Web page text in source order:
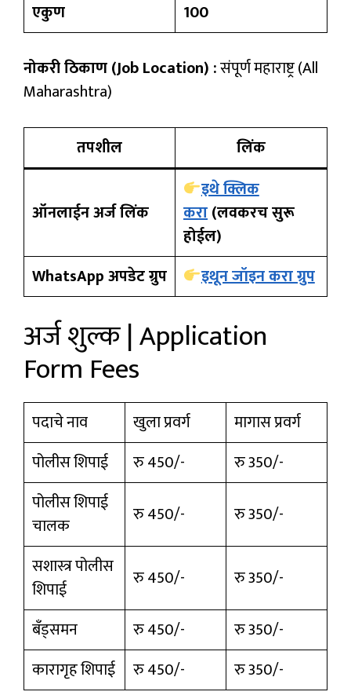
एकुण 100
नोकरी ठिकाण (Job Location) :संपूर्ण महाराष्ट्र (All
Maharashtra)
तपशील लिंक
ऑनलाईन अर्ज लिंक
इथे क्लिक
करा(लवकरच सुरू
होईल)
WhatsApp अपडेट ग्रुप
इथून जॉइन करा ग्रुप
अर्ज शुल्क | Application
Form Fees
पदाचे नाव खुला प्रवर्ग
मागास प्रवर्ग
पोलीस शिपाई
रु 450/-
रु 350/-
पोलीस शिपाई
चालक
रु 450/-
रु 350/-
सशास्त्र पोलीस
शिपाई
रु 450/-
रु 350/-
बँड्समन
रु 450/-
रु 350/-
कारागृह शिपाई
रु 450/- रु 350/-